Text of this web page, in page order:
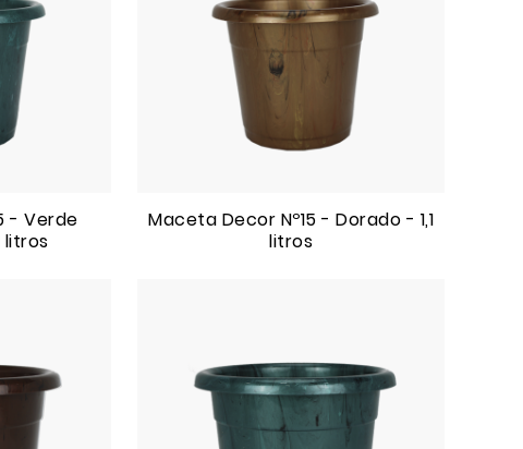
- Verde
litros
Maceta Decor Nº15 - Dorado - 1,1
litros